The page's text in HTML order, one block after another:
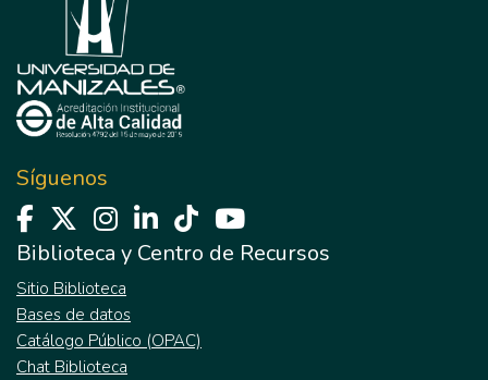
Síguenos
Biblioteca y Centro de Recursos
Sitio Biblioteca
Bases de datos
Catálogo Público (OPAC)
Chat Biblioteca